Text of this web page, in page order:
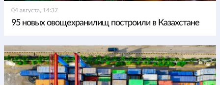
04 августа, 14:37
95 новых овощехранилищ построили в Казахстане